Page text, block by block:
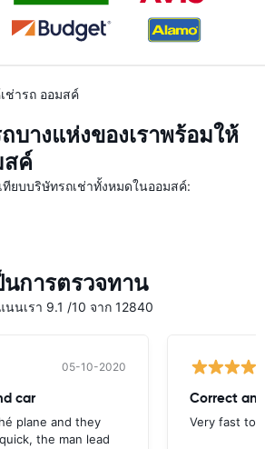
ช่ารถ ออมสค์
บางแห่งของเราพร้อมให้
สค์
ทียบบริษัทรถเช่าทั้งหมดในออมสค์:
นการตรวจทาน
นนเรา 9.1 /10 จาก 12840
05-10-2020
car
plane and they
the man lead
Correct
Very fast to